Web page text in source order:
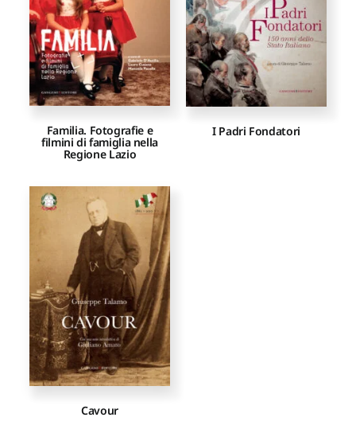
Familia. Fotografie e
filmini di famiglia nella
Regione Lazio
I Padri Fondatori
Cavour